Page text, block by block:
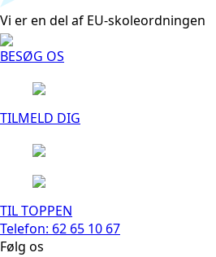
Vi er en del af EU-skoleordningen
BESØG OS
TILMELD DIG
TIL TOPPEN
Telefon: 62 65 10 67
Følg os